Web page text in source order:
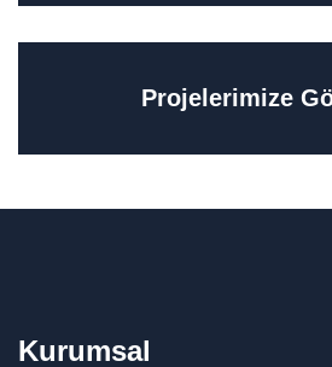
Projelerimize
Kurumsal